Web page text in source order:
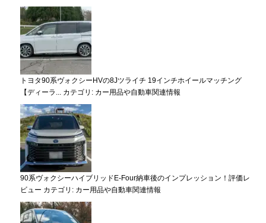
トヨタ90系ヴォクシーHVの8Jツライチ 19インチホイールマッチング
【ディーラ... カテゴリ: カー用品や自動車関連情報
90系ヴォクシーハイブリッドE-Four納車後のインプレッション！評価レ
ビュー カテゴリ: カー用品や自動車関連情報